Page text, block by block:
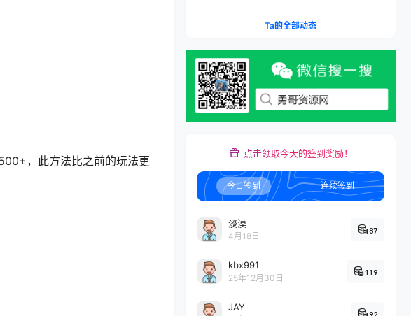
，此方法比之前的玩法更
Ta的全部动态
点击领取今天的签到奖励！
今日签到 连续签到
淡漠
4月18日
87
kbx991
25年12月30日
119
JAY